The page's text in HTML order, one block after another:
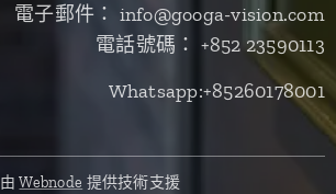
電子郵件： info@googa-vision.com
電話號碼： +852 23590113
Whatsapp:+85260178001
由Webnode 提供技術支援